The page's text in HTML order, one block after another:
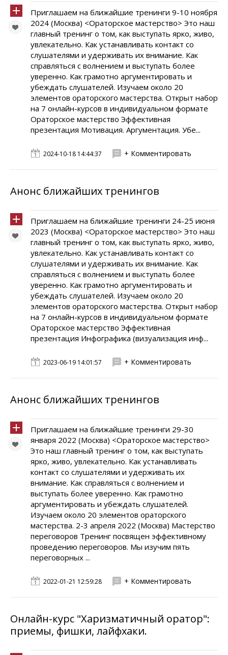
Приглашаем на ближайшие тренинги 9-10 ноября
2024 (Москва) <Ораторское мастерство> Это наш
главный тренинг о том, как выступать ярко, живо,
увлекательно. Как устанавливать контакт со
слушателями и удерживать их внимание. Как
справляться с волнением и выступать более
уверенно. Как грамотно аргументировать и
убеждать слушателей. Изучаем около 20
элементов ораторского мастерства. Открыт набор
на 7 онлайн-курсов в индивидуальном формате
Ораторское мастерство Эффективная
презентация Мотивация. Аргументация. Убе...
2024-10-18 14:44:37 + Комментировать
Анонс ближайших тренингов
Приглашаем на ближайшие тренинги 24-25 июня
2023 (Москва) <Ораторское мастерство> Это наш
главный тренинг о том, как выступать ярко, живо,
увлекательно. Как устанавливать контакт со
слушателями и удерживать их внимание. Как
справляться с волнением и выступать более
уверенно. Как грамотно аргументировать и
убеждать слушателей. Изучаем около 20
элементов ораторского мастерства. Открыт набор
на 7 онлайн-курсов в индивидуальном формате
Ораторское мастерство Эффективная
презентация Инфографика (визуализация инф...
2023-06-19 14:01:57 + Комментировать
Анонс ближайших тренингов
Приглашаем на ближайшие тренинги 29-30
января 2022 (Москва) <Ораторское мастерство>
Это наш главный тренинг о том, как выступать
ярко, живо, увлекательно. Как устанавливать
контакт со слушателями и удерживать их
внимание. Как справляться с волнением и
выступать более уверенно. Как грамотно
аргументировать и убеждать слушателей.
Изучаем около 20 элементов ораторского
мастерства. 2-3 апреля 2022 (Москва) Мастерство
переговоров Тренинг посвящен эффективному
проведению переговоров. Мы изучим пять
переговорных ...
2022-01-21 12:59:28 + Комментировать
Онлайн-курс "Харизматичный оратор":
приемы, фишки, лайфхаки.